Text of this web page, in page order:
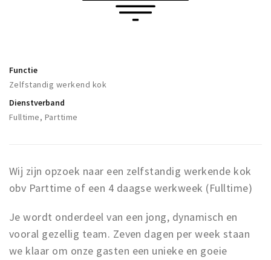
Toeristische routes
Natuurgebieden
Baroniepoorten
Sport
Functie
Zelfstandig werkend kok
Dienstverband
Fulltime, Parttime
Wij zijn opzoek naar een zelfstandig werkende kok
obv Parttime of een 4 daagse werkweek (Fulltime)
Je wordt onderdeel van een jong, dynamisch en
vooral gezellig team. Zeven dagen per week staan
we klaar om onze gasten een unieke en goeie